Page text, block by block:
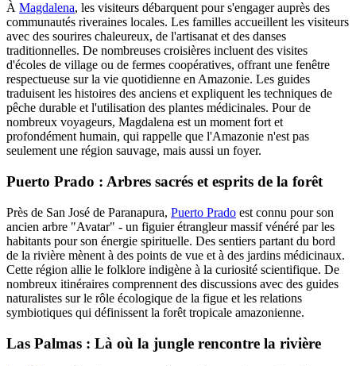
À Magdalena, les visiteurs débarquent pour s'engager auprès des
communautés riveraines locales. Les familles accueillent les visiteurs
avec des sourires chaleureux, de l'artisanat et des danses
traditionnelles. De nombreuses croisières incluent des visites
d'écoles de village ou de fermes coopératives, offrant une fenêtre
respectueuse sur la vie quotidienne en Amazonie. Les guides
traduisent les histoires des anciens et expliquent les techniques de
pêche durable et l'utilisation des plantes médicinales. Pour de
nombreux voyageurs, Magdalena est un moment fort et
profondément humain, qui rappelle que l'Amazonie n'est pas
seulement une région sauvage, mais aussi un foyer.
Puerto Prado : Arbres sacrés et esprits de la forêt
Près de San José de Paranapura, Puerto Prado est connu pour son
ancien arbre "Avatar" - un figuier étrangleur massif vénéré par les
habitants pour son énergie spirituelle. Des sentiers partant du bord
de la rivière mènent à des points de vue et à des jardins médicinaux.
Cette région allie le folklore indigène à la curiosité scientifique. De
nombreux itinéraires comprennent des discussions avec des guides
naturalistes sur le rôle écologique de la figue et les relations
symbiotiques qui définissent la forêt tropicale amazonienne.
Las Palmas : Là où la jungle rencontre la rivière